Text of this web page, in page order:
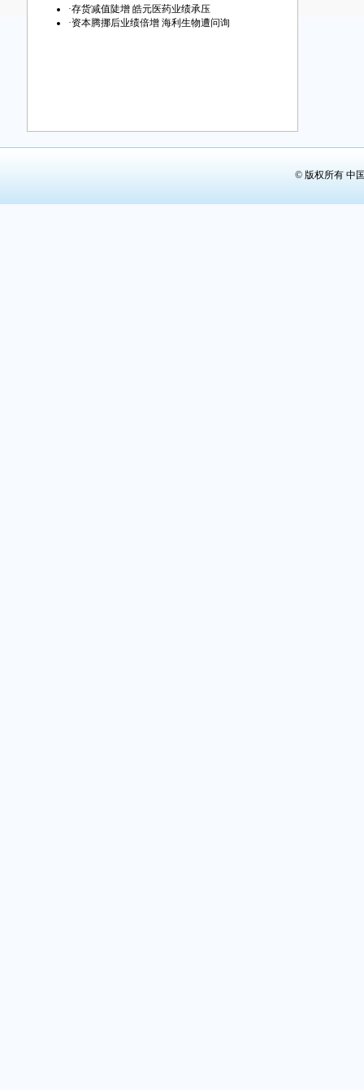
·存货减值陡增 皓元医药业绩承压
·资本腾挪后业绩倍增 海利生物遭问询
© 版权所有 中